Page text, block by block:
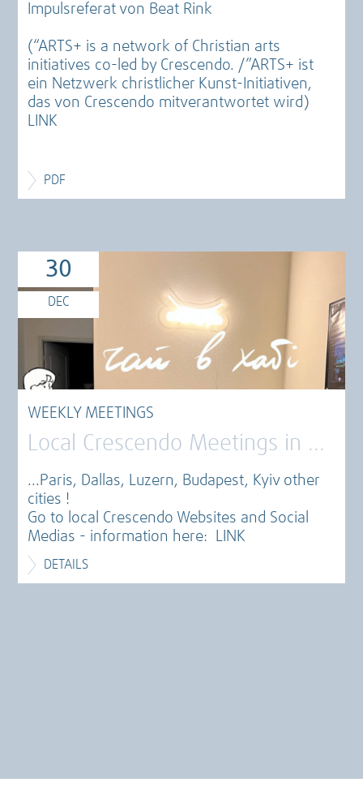
Impulsreferat von Beat Rink
(“ARTS+ is a network of Christian arts
initiatives co-led by Crescendo. /”ARTS+ ist
ein Netzwerk christlicher Kunst-Initiativen,
das von Crescendo mitverantwortet wird)
LINK
PDF
30
DEC
WEEKLY MEETINGS
Local Crescendo Meetings in ...
...Paris, Dallas, Luzern, Budapest, Kyiv other
cities !
Go to local Crescendo Websites and Social
Medias - information here: LINK
DETAILS